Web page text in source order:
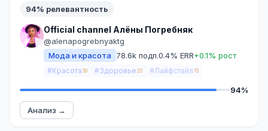
94% релевантность
Official channel Алёны Погребняк
@alenapogrebnyaktg
Мода и красота
78.6k подп.0.4% ERR+0.1% рост
#Красота 30 #Здоровье 25 #Лайфстайл 15
94%
Анализ →